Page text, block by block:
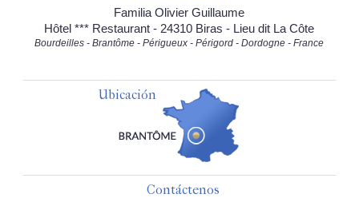
Familia Olivier Guillaume
Hôtel *** Restaurant - 24310 Biras - Lieu dit La Côte
Bourdeilles - Brantôme - Périgueux - Périgord - Dordogne - France
Ubicación
Contáctenos